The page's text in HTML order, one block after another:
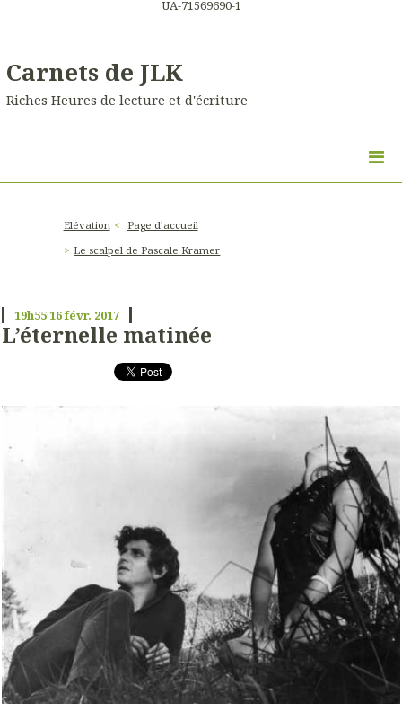
UA-71569690-1
Carnets de JLK
Riches Heures de lecture et d'écriture
Elévation
Page d'accueil
Le scalpel de Pascale Kramer
19h5516févr. 2017
L’éternelle matinée